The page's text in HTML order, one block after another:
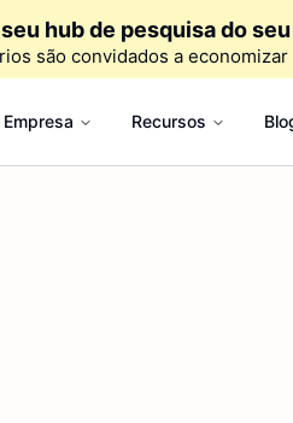
hub de pesquisa do
são convidados a
Empresa Recursos